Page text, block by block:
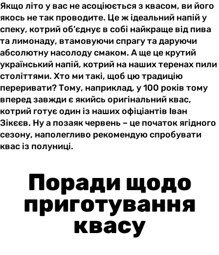
Якщо літо у вас не асоціюється з квасом, ви його
якось не так проводите. Це ж ідеальний напій у
спеку, котрий об’єднує в собі найкраще від пива
та лимонаду, втамовуючи спрагу та даруючи
абсолютну насолоду смаком. А ще це крутий
український напій, котрий на наших теренах пили
століттями. Хто ми такі, щоб цю традицію
переривати? Тому, наприклад, у 100 років тому
вперед завжди є якийсь оригінальний квас,
котрий готує один із наших офіціантів Іван
Зікєєв. Ну а позаяк червень – це початок ягідного
сезону, наполегливо рекомендую спробувати
квас із полуниці.
Поради щодо
приготування
квасу